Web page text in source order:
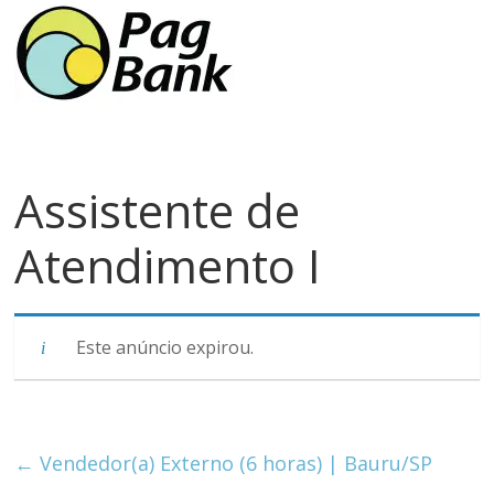
meios
de
pagamentos
Assistente de
Atendimento I
Este anúncio expirou.
← Vendedor(a) Externo (6 horas) | Bauru/SP